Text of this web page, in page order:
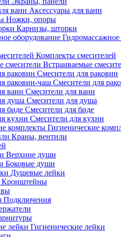
Аксессуары для ванн
Ножки, опоры
Карнизы, шторки
Комплекты смесителей
Встраиваемые
Смесители для раковин
Смесители для
Смесители для ванн
Смесители для душа
Смесители для биде
Смесители для кухни
Гигиенические
Краны, вентили
Верхние души
Боковые души
Душевые лейки
Кронштейны
Подключения
Гигиенические лейки